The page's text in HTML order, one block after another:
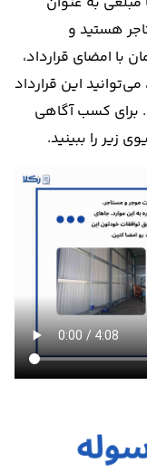
هستید و
با امضای قرارداد،
این قرارداد
برای کسب آگاهی
زیر را ببینید.